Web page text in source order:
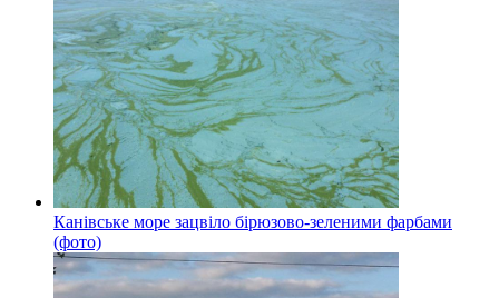
Канівське море зацвіло бірюзово-зеленими фарбами
(фото)